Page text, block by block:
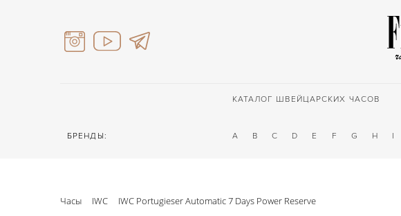
КАТАЛОГ ШВЕЙЦАРСКИХ ЧАСОВ
БРЕНДЫ: A B C D E F G H I
Часы IWC IWC Portugieser Automatic 7 Days Power Reserve